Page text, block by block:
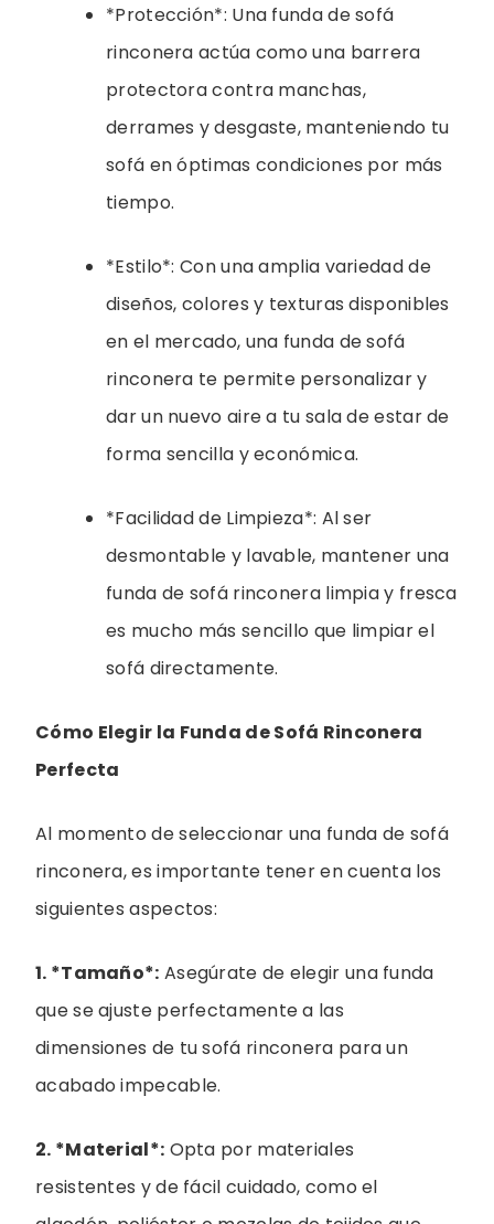
*Protección*: Una funda de sofá
rinconera actúa como una barrera
protectora contra manchas,
derrames y desgaste, manteniendo tu
sofá en óptimas condiciones por más
tiempo.
*Estilo*: Con una amplia variedad de
diseños, colores y texturas disponibles
en el mercado, una funda de sofá
rinconera te permite personalizar y
dar un nuevo aire a tu sala de estar de
forma sencilla y económica.
*Facilidad de Limpieza*: Al ser
desmontable y lavable, mantener una
funda de sofá rinconera limpia y fresca
es mucho más sencillo que limpiar el
sofá directamente.
Cómo Elegir la Funda de Sofá Rinconera
Perfecta
Al momento de seleccionar una funda de sofá
rinconera, es importante tener en cuenta los
siguientes aspectos:
1. *Tamaño*: Asegúrate de elegir una funda
que se ajuste perfectamente a las
dimensiones de tu sofá rinconera para un
acabado impecable.
2. *Material*: Opta por materiales
resistentes y de fácil cuidado, como el